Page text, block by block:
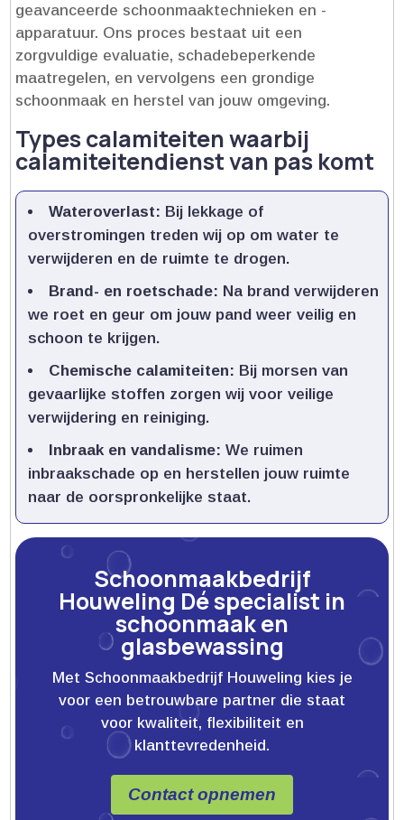
geavanceerde schoonmaaktechnieken en -
apparatuur.​ Ons proces bestaat uit een
zorgvuldige evaluatie, schadebeperkende
maatregelen, en vervolgens een grondige
schoonmaak en herstel van jouw omgeving.​
Types calamiteiten waarbij
calamiteitendienst van pas komt
Wateroverlast: Bij lekkage of
overstromingen treden wij op om water te
verwijderen en de ruimte te drogen.​
Brand- en roetschade: Na brand verwijderen
we roet en geur om jouw pand weer veilig en
schoon te krijgen.​
Chemische calamiteiten: Bij morsen van
gevaarlijke stoffen zorgen wij voor veilige
verwijdering en reiniging.​
Inbraak en vandalisme: We ruimen
inbraakschade op en herstellen jouw ruimte
naar de oorspronkelijke staat.​
Schoonmaakbedrijf
Houweling Dé specialist in
schoonmaak en
glasbewassing
Met Schoonmaakbedrijf Houweling kies je
voor een betrouwbare partner die staat
voor kwaliteit, flexibiliteit en
klanttevredenheid.
Contact opnemen